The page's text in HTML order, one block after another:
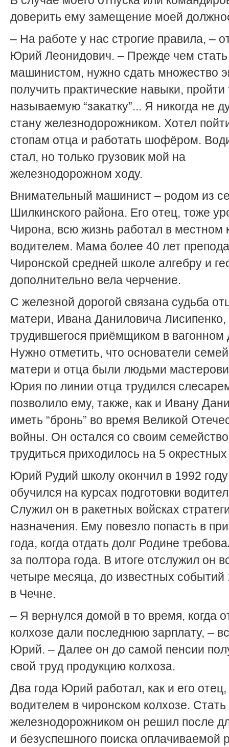
доверить ему замещение моей
– На работе у нас строгие правила, –
Юрий Леонидович. – Прежде чем стать
машинистом, нужно сдать множество
получить практические навыки, пройти
называемую “закатку”... Я никогда не
стану железнодорожником. Хотел
стопам отца и работать шофёром.
стал, но только грузовик мой на
железнодорожном ходу.
Внимательный машинист – родом из
Шилкинского района. Его отец, тоже
Чирона, всю жизнь работал в местном
водителем. Мама более 40 лет
Чиронской средней школе алгебру и
дополнительно вела черчение.
С железной дорогой связана судьба
матери, Ивана Даниловича Лисипенко,
трудившегося приёмщиком в вагонном
Нужно отметить, что основатели
матери и отца были людьми
Юрия по линии отца трудился
позволило ему, также, как и Ивану
иметь “бронь” во время Великой
войны. Он остался со своим
трудиться приходилось на 5
Юрий Рудий школу окончил в 1992
обучился на курсах подготовки
Служил он в ракетных войсках
назначения. Ему повезло попасть в
года, когда отдать долг Родине
за полтора года. В итоге отслужил он
четыре месяца, до известных событий
в Чечне.
– Я вернулся домой в то время, когда
колхозе дали последнюю зарплату, –
Юрий. – Далее он до самой пенсии
свой труд продукцию колхоза.
Два года Юрий работал, как и его отец,
водителем в чиронском колхозе. Стать
железнодорожником он решил после
и безуспешного поиска оплачиваемой